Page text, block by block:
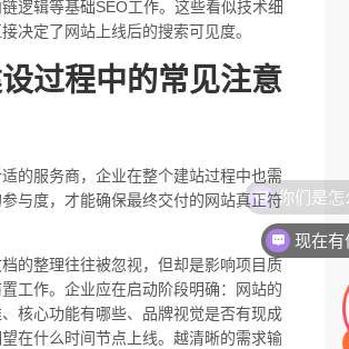
逻辑等基础SEO工作。这些看似技术细
决定了网站上线后的搜索可见度。
过程中的常见注意
的服务商，企业在整个建站过程中也需
与度，才能确保最终交付的网站真正符
的整理往往被忽视，但却是影响项目质
工作。企业应在启动阶段明确：网站的
核心功能有哪些、品牌视觉是否有现成
在什么时间节点上线。越清晰的需求输
现在有